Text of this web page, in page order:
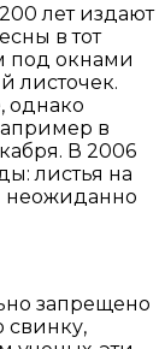
лет издают
в тот
под окнами
листочек.
однако
в
В 2006
листья на
неожиданно
запрещено
свинку,